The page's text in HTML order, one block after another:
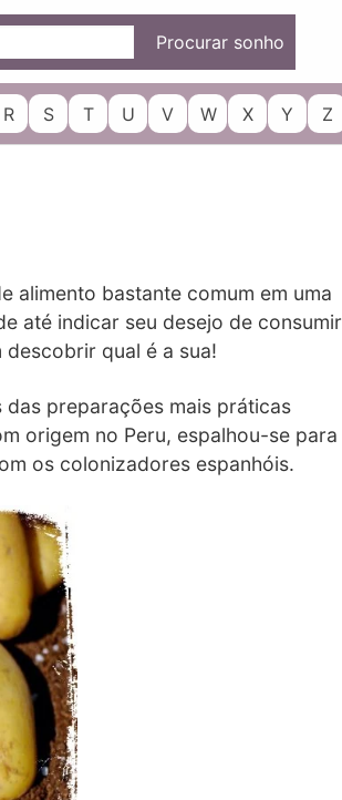
Procurar sonho
R S T U V W X Y Z
alimento bastante comum em uma
até indicar seu desejo de consumir
descobrir qual é a sua!
das preparações mais práticas
origem no Peru, espalhou-se para
os colonizadores espanhóis.